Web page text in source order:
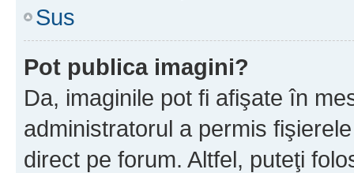
Sus
Pot publica imagini?
Da, imaginile pot fi afişate în
administratorul a permis
direct pe forum. Altfel, puteţi